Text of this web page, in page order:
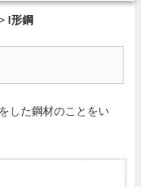
I形鋼
した鋼材のことをい